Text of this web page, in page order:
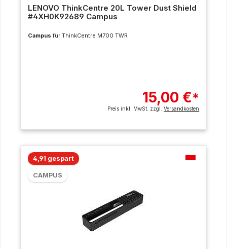
LENOVO ThinkCentre 20L Tower Dust Shield
#4XH0K92689 Campus
Campusfür ThinkCentre M700 TWR
15,00 €*
Preis inkl. MwSt. zzgl.Versandkosten
4,91 gespart
CAMPUS